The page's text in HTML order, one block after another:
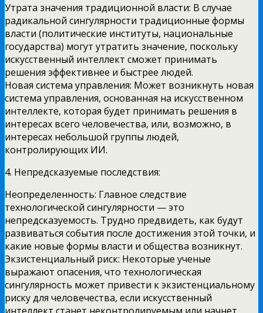
Утрата значения традиционной власти: В случае
радикальной сингулярности традиционные формы
власти (политические институты, национальные
государства) могут утратить значение, поскольку
искусственный интеллект сможет принимать
решения эффективнее и быстрее людей.
Новая система управления: Может возникнуть новая
система управления, основанная на искусственном
интеллекте, которая будет принимать решения в
интересах всего человечества, или, возможно, в
интересах небольшой группы людей,
контролирующих ИИ.
4. Непредсказуемые последствия:
Неопределенность: Главное следствие
технологической сингулярности — это
непредсказуемость. Трудно предвидеть, как будут
развиваться события после достижения этой точки, и
какие новые формы власти и общества возникнут.
Экзистенциальный риск: Некоторые ученые
выражают опасения, что технологическая
сингулярность может привести к экзистенциальному
риску для человечества, если искусственный